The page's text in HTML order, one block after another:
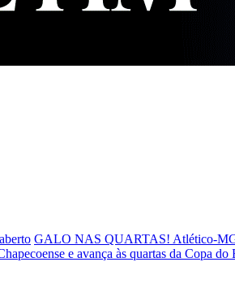
GALO NAS QUARTAS! Atlético-MG
e avança às quartas da Copa do